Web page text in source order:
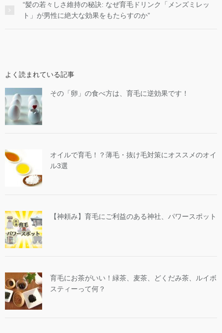
“髪の若々しさ維持の秘訣: なぜ育毛ドリンク「メンズミレッ
ト」が男性に絶大な効果をもたらすのか”
よく読まれている記事
その「卵」の食べ方は、育毛に逆効果です！
オイルで育毛！？薄毛・抜け毛対策にオススメのオイ
ル3選
【神頼み】育毛にご利益のある神社、パワースポット
育毛にお茶がいい！緑茶、麦茶、どくだみ茶、ルイボ
スティーって何？